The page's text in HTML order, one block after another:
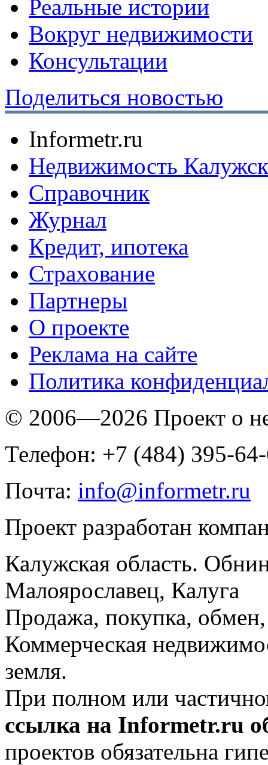
Реальные истории
Вокруг недвижимости
Консультации
Поделиться новостью
Informetr.ru
Недвижимость
Справочник
Журнал
Кредит, ипотека
Страхование
Партнеры
O проекте
Реклама на сайте
Политика
© 2006—2026 Проект о
Телефон: +7 (484) 395-
Почта: info@informetr.ru
Проект разработан
Калужская область.
Малоярославец, Калуга
Продажа, покупка, обмен,
Коммерческая
земля.
При полном или
ссылка на Informetr.ru
проектов обязательна